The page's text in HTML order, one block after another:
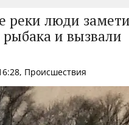
реки люди
рыбака и вызвали
Происшествия